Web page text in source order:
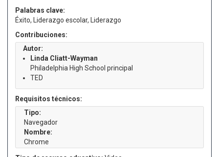
Palabras clave:
Éxito, Liderazgo escolar, Liderazgo
Contribuciones:
Autor:
Linda Cliatt-Wayman
Philadelphia High School principal
TED
Requisitos técnicos:
Tipo:
Navegador
Nombre:
Chrome